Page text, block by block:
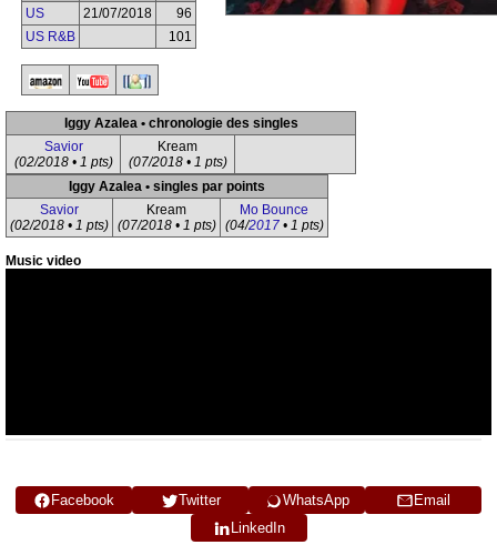
US
21/07/2018
96
US R&B
101
Iggy Azalea • chronologie des singles
Savior
(02/2018 • 1 pts)
Kream
(07/2018 • 1 pts)
Iggy Azalea • singles par points
Savior
(02/2018 • 1 pts)
Kream
(07/2018 • 1 pts)
Mo Bounce
(04/2017• 1 pts)
Music video
Facebook Twitter WhatsApp
Email
LinkedIn